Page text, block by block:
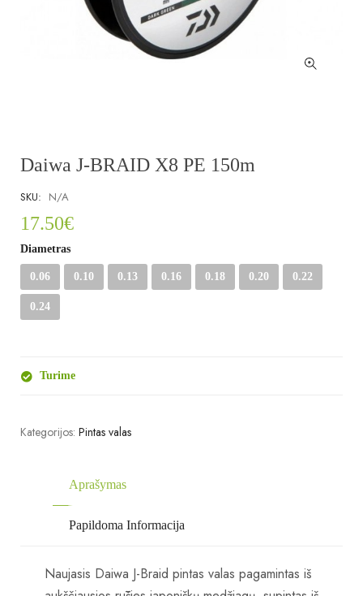
Daiwa J-BRAID X8 PE 150m
SKU: N/A
17.50€
Diametras
0.06 0.10 0.13 0.16 0.18 0.20 0.22
0.24
Turime
Kategorijos: Pintas valas
Aprašymas
Papildoma Informacija
Naujasis Daiwa J-Braid pintas valas pagamintas iš